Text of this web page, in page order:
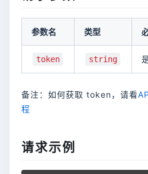
参数名 类型
token string
备注：如何获取 token，请看
程
请求示例